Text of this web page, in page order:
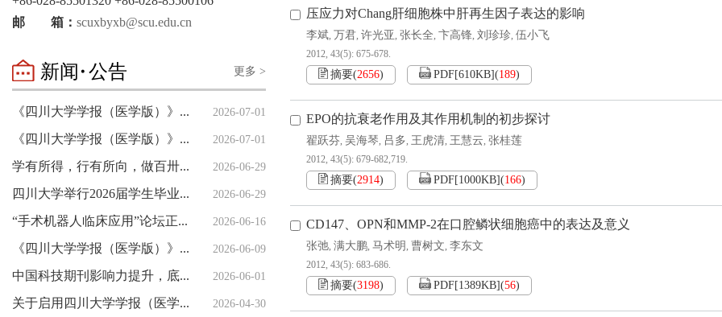
邮 箱： scuxbyxb@scu.edu.cn
新闻·公告 更多 >
《四川大学学报（医学版）》印刷服务采购项目比选公示 2026-07-01
《四川大学学报（医学版）》编辑部紧急声明 2026-07-01
学有所得，行有所向，做百卅川大的薪火赓续者 ——校长汪劲松在四川大学2026届学生毕业典礼上的讲话 2026-06-29
四川大学举行2026届学生毕业典礼暨学位授予仪式 2026-06-29
“手术机器人临床应用”论坛正式发布 2026-06-16
《四川大学学报（医学版）》2026年编委会会议举行 2026-06-09
中国科技期刊影响力提升，底气何来？（创新谈） 2026-06-01
关于启用四川大学学报（医学版）新投审稿系统的通知 2026-04-30
压应力对Chang肝细胞株中肝再生因子表达的影响
李斌, 万君, 许光亚, 张长全, 卞高锋, 刘珍珍, 伍小飞
2012, 43(5): 675-678.
摘要(2656) PDF[610KB](189)
EPO的抗衰老作用及其作用机制的初步探讨
翟跃芬, 吴海琴, 吕多, 王虎清, 王慧云, 张桂莲
2012, 43(5): 679-682,719.
摘要(2914) PDF[1000KB](166)
CD147、OPN和MMP-2在口腔鳞状细胞癌中的表达及意义
张弛, 满大鹏, 马术明, 曹树文, 李东文
2012, 43(5): 683-686.
摘要(3198) PDF[1389KB](56)